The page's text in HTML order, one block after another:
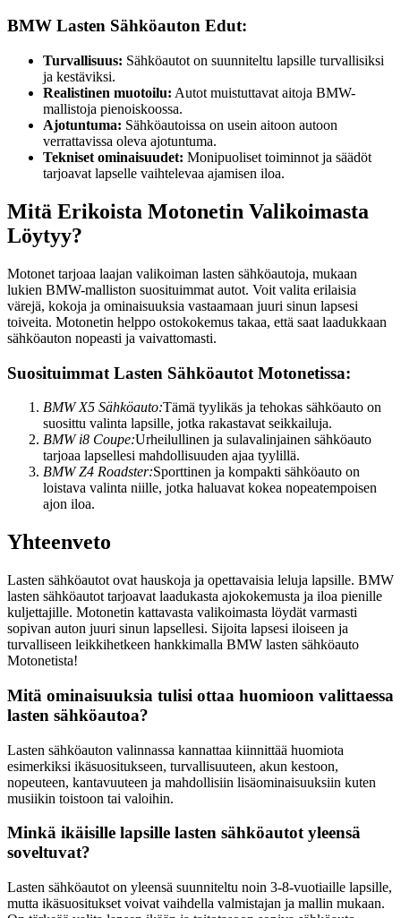
BMW Lasten Sähköauton Edut:
Turvallisuus: Sähköautot on suunniteltu lapsille turvallisiksi
ja kestäviksi.
Realistinen muotoilu: Autot muistuttavat aitoja BMW-
mallistoja pienoiskoossa.
Ajotuntuma: Sähköautoissa on usein aitoon autoon
verrattavissa oleva ajotuntuma.
Tekniset ominaisuudet: Monipuoliset toiminnot ja säädöt
tarjoavat lapselle vaihtelevaa ajamisen iloa.
Mitä Erikoista Motonetin Valikoimasta
Löytyy?
Motonet tarjoaa laajan valikoiman lasten sähköautoja, mukaan
lukien BMW-malliston suosituimmat autot. Voit valita erilaisia
värejä, kokoja ja ominaisuuksia vastaamaan juuri sinun lapsesi
toiveita. Motonetin helppo ostokokemus takaa, että saat laadukkaan
sähköauton nopeasti ja vaivattomasti.
Suosituimmat Lasten Sähköautot Motonetissa:
BMW X5 Sähköauto:Tämä tyylikäs ja tehokas sähköauto on
suosittu valinta lapsille, jotka rakastavat seikkailuja.
BMW i8 Coupe:Urheilullinen ja sulavalinjainen sähköauto
tarjoaa lapsellesi mahdollisuuden ajaa tyylillä.
BMW Z4 Roadster:Sporttinen ja kompakti sähköauto on
loistava valinta niille, jotka haluavat kokea nopeatempoisen
ajon iloa.
Yhteenveto
Lasten sähköautot ovat hauskoja ja opettavaisia leluja lapsille. BMW
lasten sähköautot tarjoavat laadukasta ajokokemusta ja iloa pienille
kuljettajille. Motonetin kattavasta valikoimasta löydät varmasti
sopivan auton juuri sinun lapsellesi. Sijoita lapsesi iloiseen ja
turvalliseen leikkihetkeen hankkimalla BMW lasten sähköauto
Motonetista!
Mitä ominaisuuksia tulisi ottaa huomioon valittaessa
lasten sähköautoa?
Lasten sähköauton valinnassa kannattaa kiinnittää huomiota
esimerkiksi ikäsuositukseen, turvallisuuteen, akun kestoon,
nopeuteen, kantavuuteen ja mahdollisiin lisäominaisuuksiin kuten
musiikin toistoon tai valoihin.
Minkä ikäisille lapsille lasten sähköautot yleensä
soveltuvat?
Lasten sähköautot on yleensä suunniteltu noin 3-8-vuotiaille lapsille,
mutta ikäsuositukset voivat vaihdella valmistajan ja mallin mukaan.